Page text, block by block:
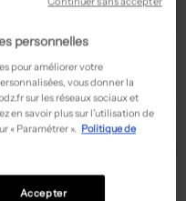
39,00€ -60%
personnelles
pour améliorer votre
vous donner la
sur les réseaux sociaux et
en savoir plus sur l’utilisation de
« Paramétrer ». Politique de
Accepter